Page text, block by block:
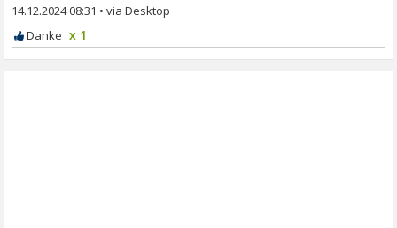
14.12.2024 08:31 •
x 1